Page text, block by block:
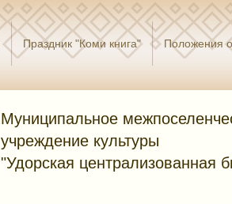
Праздник "Коми книга" Положения
Муниципальное
учреждение культуры
"Удорская централизованная